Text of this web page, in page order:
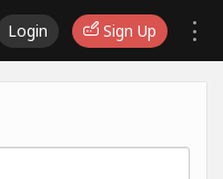
Login Sign Up